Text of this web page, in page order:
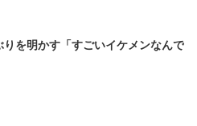
を明かす「すごいイケメンなんで